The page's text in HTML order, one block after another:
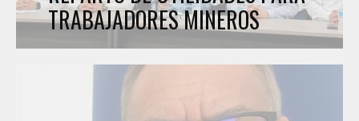
TRABAJADORES MINEROS